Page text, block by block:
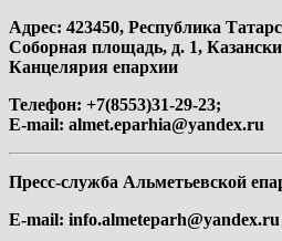
Адрес: 423450, Республика
Соборная площадь, д. 1,
Канцелярия епархии
Телефон: +7(8553)31-29-23;
E-mail: almet.eparhia@yandex.ru
Пресс-служба Альметьевской
E-mail: info.almeteparh@yandex.ru